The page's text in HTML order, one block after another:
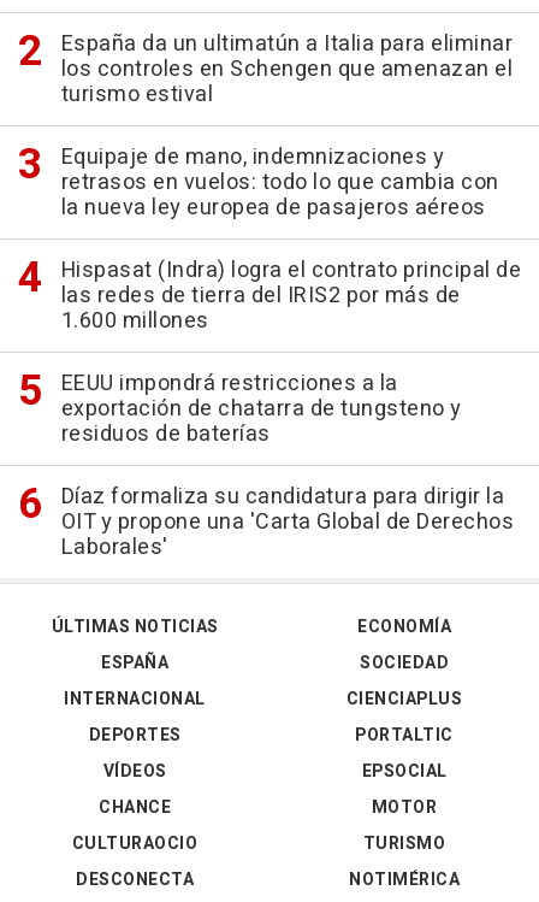
España da un ultimatún a Italia para eliminar
los controles en Schengen que amenazan el
turismo estival
Equipaje de mano, indemnizaciones y
retrasos en vuelos: todo lo que cambia con
la nueva ley europea de pasajeros aéreos
Hispasat (Indra) logra el contrato principal de
las redes de tierra del IRIS2 por más de
1.600 millones
EEUU impondrá restricciones a la
exportación de chatarra de tungsteno y
residuos de baterías
Díaz formaliza su candidatura para dirigir la
OIT y propone una 'Carta Global de Derechos
Laborales'
ÚLTIMAS NOTICIAS
ESPAÑA
INTERNACIONAL
DEPORTES
VÍDEOS
ECONOMÍA
SOCIEDAD
CIENCIAPLUS
PORTALTIC
EPSOCIAL
CHANCE
CULTURAOCIO
DESCONECTA
MOTOR
TURISMO
NOTIMÉRICA